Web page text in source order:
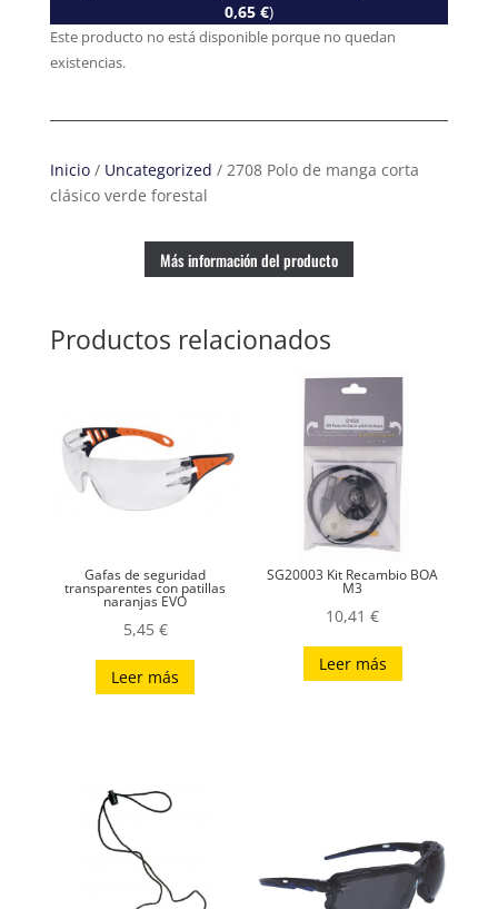
0,65 €)
Este producto no está disponible porque no quedan
existencias.
Inicio/ Uncategorized / 2708 Polo de manga corta
clásico verde forestal
Más información del producto
Productos relacionados
Gafas de seguridad
transparentes con patillas
naranjas EVO
5,45 €
Leer más
SG20003 Kit Recambio BOA
M3
10,41€
Leer más